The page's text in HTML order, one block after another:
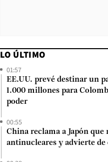
LO ÚLTIMO
01:57
EE.UU. prevé destinar un
1.000 millones para
poder
00:55
China reclama a Japón
antinucleares y advierte de